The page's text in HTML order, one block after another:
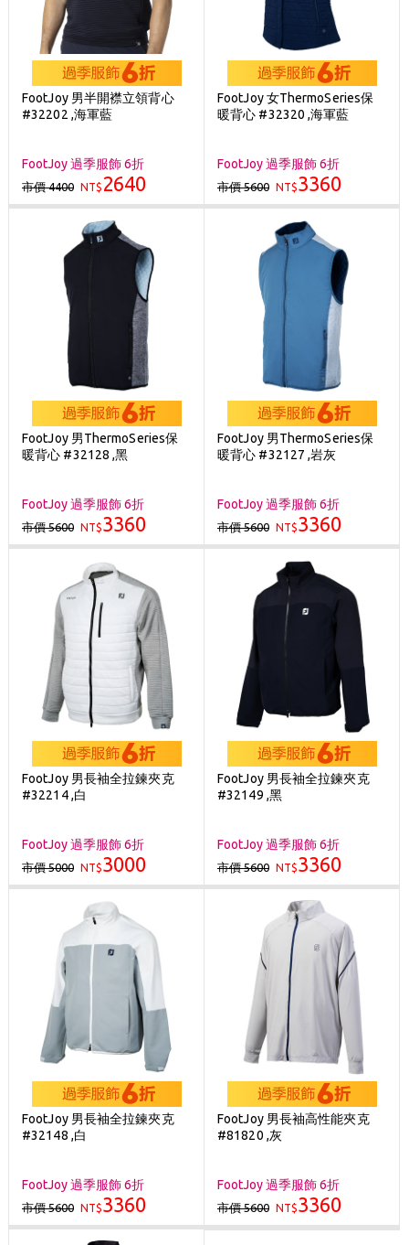
FootJoy 男半開襟立領背心
#32202 ,海軍藍
FootJoy 過季服飾 6折
市價 4400 NT$ 2640
FootJoy 女ThermoSeries保
暖背心 #32320 ,海軍藍
FootJoy 過季服飾 6折
市價 5600 NT$3360
FootJoy 男ThermoSeries保
暖背心 #32128 ,黑
FootJoy 過季服飾 6折
市價 5600 NT$3360
FootJoy 男ThermoSeries保
暖背心 #32127 ,岩灰
FootJoy 過季服飾 6折
市價 5600 NT$3360
FootJoy 男長袖全拉鍊夾克
#32214 ,白
FootJoy 過季服飾 6折
市價 5000 NT$3000
FootJoy 男長袖全拉鍊夾克
#32149 ,黑
FootJoy 過季服飾 6折
市價 5600 NT$3360
FootJoy 男長袖全拉鍊夾克
#32148 ,白
FootJoy 過季服飾 6折
市價 5600 NT$3360
FootJoy 男長袖高性能夾克
#81820 ,灰
FootJoy 過季服飾 6折
市價 5600 NT$3360